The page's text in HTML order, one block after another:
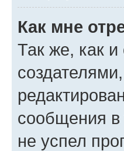
Как мне
Так же, как
сообщения в
не успел